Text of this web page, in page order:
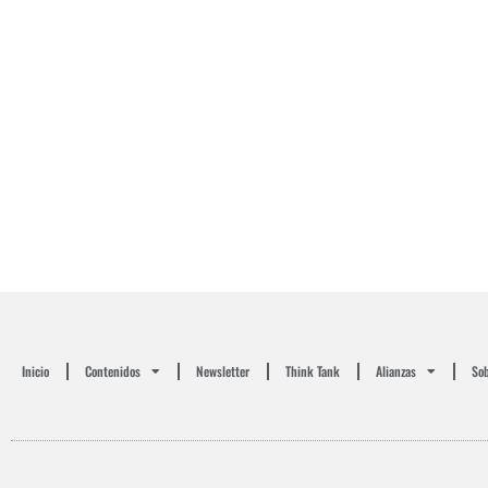
Inicio Contenidos Newsletter Think Tank Alianzas